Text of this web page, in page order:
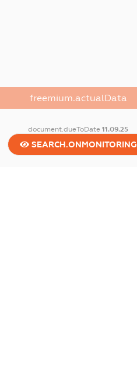
freemium.actualData
document.dueToDate11.09.25
SEARCH.ONMONITORING